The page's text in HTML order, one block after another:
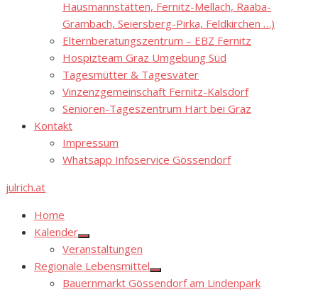
Hausmannstätten, Fernitz-Mellach, Raaba-
Grambach, Seiersberg-Pirka, Feldkirchen …)
Elternberatungszentrum – EBZ Fernitz
Hospizteam Graz Umgebung Süd
Tagesmütter & Tagesväter
Vinzenzgemeinschaft Fernitz-Kalsdorf
Senioren-Tageszentrum Hart bei Graz
Kontakt
Impressum
Whatsapp Infoservice Gössendorf
julrich.at
Home
Kalender
Show
sub
menu
Veranstaltungen
Regionale Lebensmittel
Show
sub
Bauernmarkt Gössendorf am Lindenpark